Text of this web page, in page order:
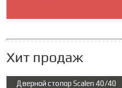
Хит продаж
Дверной стопор Scalen 40/40